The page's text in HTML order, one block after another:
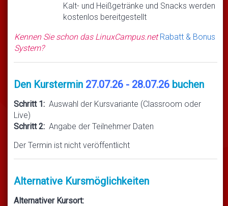
Kalt- und Heißgetränke und Snacks werden
kostenlos bereitgestellt
Kennen Sie schon das LinuxCampus.netRabatt & Bonus
System?
Den Kurstermin 27.07.26 - 28.07.26 buchen
Schritt 1: Auswahl der Kursvariante (Classroom oder
Live)
Schritt 2: Angabe der Teilnehmer Daten
Der Termin ist nicht veröffentlicht
Alternative Kursmöglichkeiten
Alternativer Kursort: